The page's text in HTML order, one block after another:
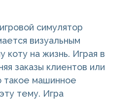
симулятор
визуальным
коту на жизнь. Играя в
заказы клиентов или
такое машинное
тему. Игра